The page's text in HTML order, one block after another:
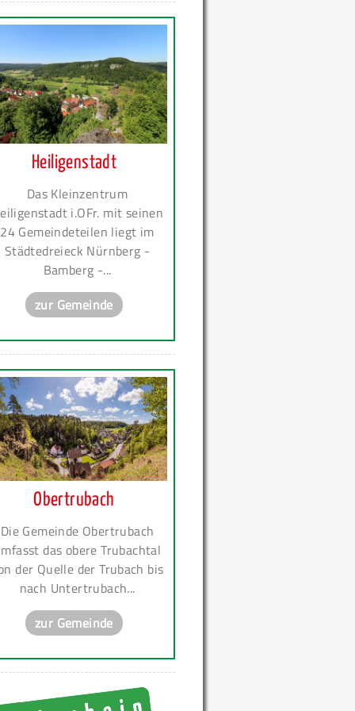
Heiligenstadt
Das Kleinzentrum
i.OFr. mit seinen
24 Gemeindeteilen liegt im
Städtedreieck Nürnberg -
Bamberg -...
zur Gemeinde
Obertrubach
Die Gemeinde Obertrubach
das obere Trubachtal
der Quelle der Trubach bis
nach Untertrubach...
zur Gemeinde